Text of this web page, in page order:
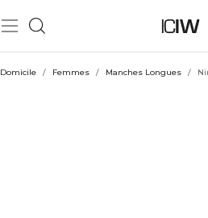
Domicile / Femmes / Manches Longues /